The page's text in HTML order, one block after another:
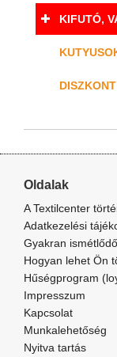
KIFUTÓ,
Oldalak
A Textilcenter
Adatkezelési
Gyakran
Hogyan lehet Ön
Hűségprogram
Impresszum
Kapcsolat
Munkalehetőség
Nyitva tartás